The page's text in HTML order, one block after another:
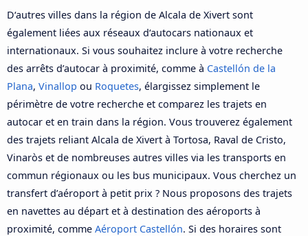
D‘autres villes dans la région de Alcala de Xivert sont
également liées aux réseaux d‘autocars nationaux et
internationaux. Si vous souhaitez inclure à votre recherche
des arrêts d’autocar à proximité, comme à Castellón de la
Plana, Vinallop ou Roquetes, élargissez simplement le
périmètre de votre recherche et comparez les trajets en
autocar et en train dans la région. Vous trouverez également
des trajets reliant Alcala de Xivert à Tortosa, Raval de Cristo,
Vinaròs et de nombreuses autres villes via les transports en
commun régionaux ou les bus municipaux. Vous cherchez un
transfert d’aéroport à petit prix ? Nous proposons des trajets
en navettes au départ et à destination des aéroports à
proximité, comme Aéroport Castellón. Si des horaires sont